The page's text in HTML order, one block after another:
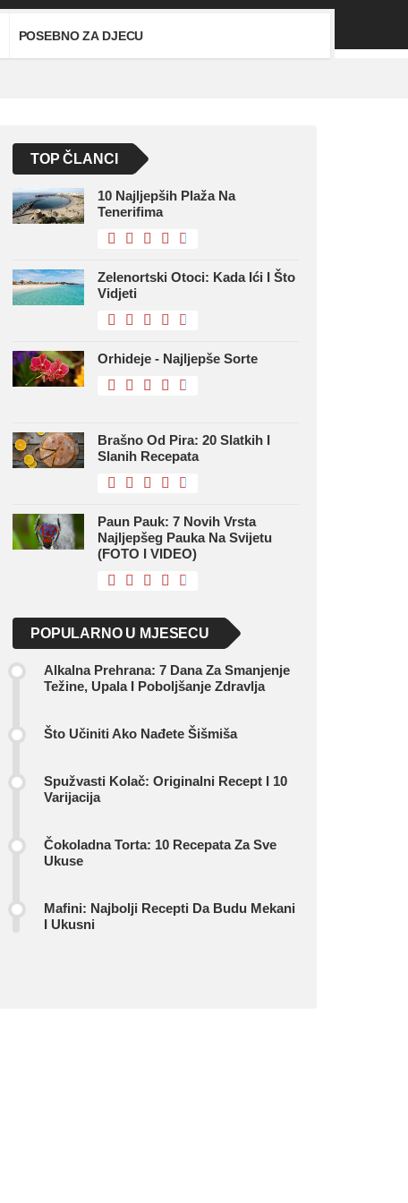
POSEBNO ZA DJECU
TOP ČLANCI
10 Najljepših Plaža Na
Tenerifima
Zelenortski Otoci: Kada Ići I Što
Vidjeti
Orhideje - Najljepše Sorte
Brašno Od Pira: 20 Slatkih I
Slanih Recepata
Paun Pauk: 7 Novih Vrsta
Najljepšeg Pauka Na Svijetu
(FOTO I VIDEO)
POPULARNO U MJESECU
Alkalna Prehrana: 7 Dana Za Smanjenje
Težine, Upala I Poboljšanje Zdravlja
Što Učiniti Ako Nađete Šišmiša
Spužvasti Kolač: Originalni Recept I 10
Varijacija
Čokoladna Torta: 10 Recepata Za Sve
Ukuse
Mafini: Najbolji Recepti Da Budu Mekani
I Ukusni